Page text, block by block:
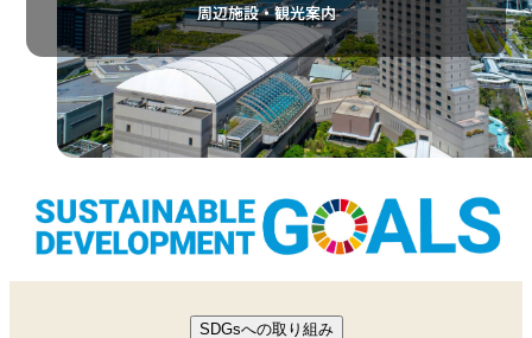
周辺施設・観光案内
SDGsへの取り組み